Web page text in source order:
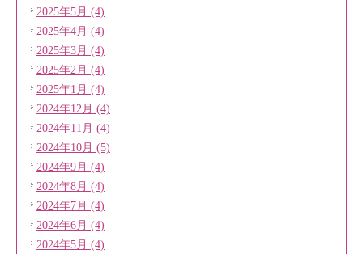
2025年5月 (4)
2025年4月 (4)
2025年3月 (4)
2025年2月 (4)
2025年1月 (4)
2024年12月 (4)
2024年11月 (4)
2024年10月 (5)
2024年9月 (4)
2024年8月 (4)
2024年7月 (4)
2024年6月 (4)
2024年5月 (4)